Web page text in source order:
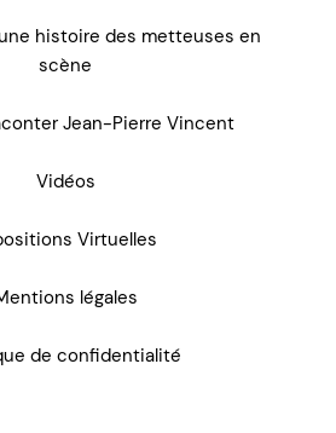
histoire des metteuses en
scène
Jean-Pierre Vincent
Vidéos
Virtuelles
légales
de confidentialité